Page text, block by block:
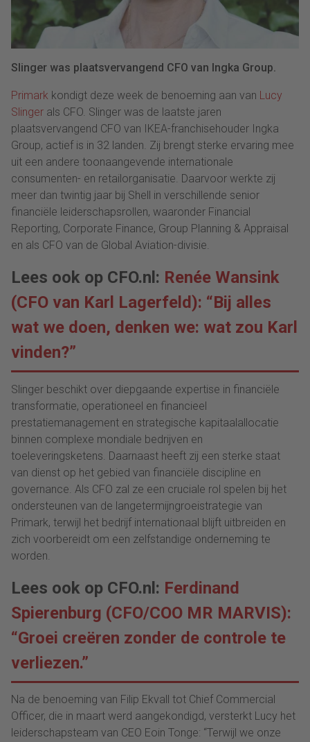
Slinger was plaatsvervangend CFO van Ingka Group.
Primark kondigt deze week de benoeming aan van Lucy
Slinger als CFO. Slinger was de laatste jaren
plaatsvervangend CFO van IKEA-franchisehouder Ingka
Group, actief is in 32 landen. Zij brengt sterke ervaring mee
uit een andere toonaangevende internationale
consumenten- en retailorganisatie. Daarvoor werkte zij
meer dan twintig jaar bij Shell in verschillende senior
financiële leiderschapsrollen, waaronder Financial
Reporting, Corporate Finance, Group Planning & Appraisal
en als CFO van de Global Aviation-divisie.
Lees ook op CFO.nl: Renée Wansink
(CFO van Karl Lagerfeld): “Bij alles
wat we doen, denken we: wat zou Karl
vinden?”
Slinger beschikt over diepgaande expertise in financiële
transformatie, operationeel en financieel
prestatiemanagement en strategische kapitaalallocatie
binnen complexe mondiale bedrijven en
toeleveringsketens. Daarnaast heeft zij een sterke staat
van dienst op het gebied van financiële discipline en
governance. Als CFO zal ze een cruciale rol spelen bij het
ondersteunen van de langetermijngroeistrategie van
Primark, terwijl het bedrijf internationaal blijft uitbreiden en
zich voorbereidt om een zelfstandige onderneming te
worden.
Lees ook op CFO.nl: Ferdinand
Spierenburg (CFO/COO MR MARVIS):
“Groei creëren zonder de controle te
verliezen.”
Na de benoeming van Filip Ekvall tot Chief Commercial
Officer, die in maart werd aangekondigd, versterkt Lucy het
leiderschapsteam van CEO Eoin Tonge: “Terwijl we onze